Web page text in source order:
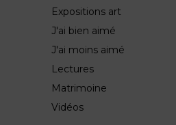
Expositions art
J'ai bien aimé
J'ai moins aimé
Lectures
Matrimoine
Vidéos